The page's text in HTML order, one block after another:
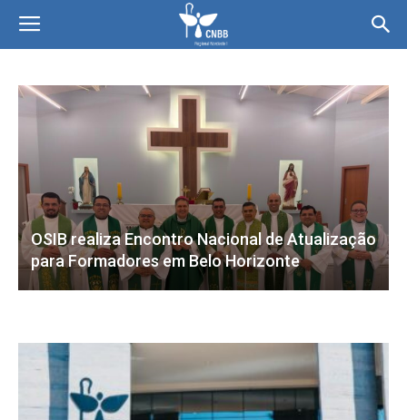
OSIB realiza Encontro Nacional de Atualização
para Formadores em Belo Horizonte